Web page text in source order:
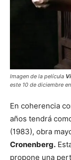
Imagen de la película
este 10 de diciembre
En coherencia
años tendrá
(1983), obra
Cronenberg.
propone una